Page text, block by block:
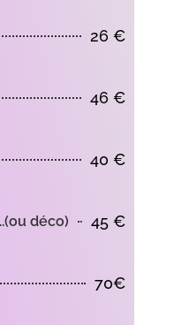
26 €
46 €
40 €
déco) 45 €
70€